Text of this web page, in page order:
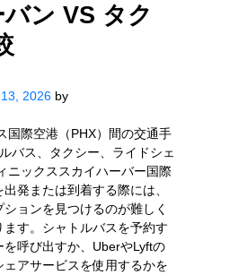
ン VS タク
2026 by
国際空港（PHX）間の交通手
バス、タクシー、ライドシェ
ニックススカイハーバー国際
発または到着する際には、
ョンを見つけるのが難しく
ます。シャトルバスを予約す
を呼び出すか、UberやLyftの
ェアサービスを使用するかを